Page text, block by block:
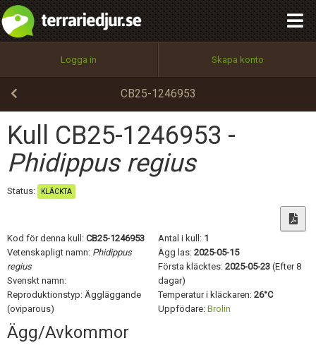
Logga in Skapa konto
CB25-1246953
Kull CB25-1246953 -
Phidippus regius
Status: KLÄCKTA
Kod för denna kull: CB25-1246953
Vetenskapligt namn: Phidippus
regius
Svenskt namn:
Reproduktionstyp: Äggläggande
(oviparous)
Antal i kull: 1
Ägg las: 2025-05-15
Första kläcktes: 2025-05-23 (Efter 8
dagar)
Temperatur i kläckaren: 26°C
Uppfödare: Brolin
Ägg/Avkommor
Utför
100%
OK
integritetspolicy
Namn:
Epost:
Användarnamn:
Privacy Policy
Terms of Service
Skapa konto
Begär nytt lösenord
Tillbaka till förstasidan